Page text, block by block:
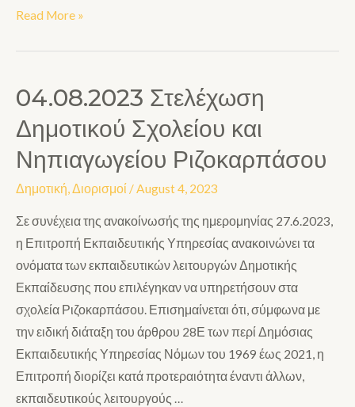
Read More »
04.08.2023 Στελέχωση
Δημοτικού Σχολείου και
Νηπιαγωγείου Ριζοκαρπάσου
Δημοτική,Διορισμοί /August 4, 2023
Σε συνέχεια της ανακοίνωσής της ημερομηνίας 27.6.2023,
η Επιτροπή Εκπαιδευτικής Υπηρεσίας ανακοινώνει τα
ονόματα των εκπαιδευτικών λειτουργών Δημοτικής
Εκπαίδευσης που επιλέγηκαν να υπηρετήσουν στα
σχολεία Ριζοκαρπάσου. Επισημαίνεται ότι, σύμφωνα με
την ειδική διάταξη του άρθρου 28Ε των περί Δημόσιας
Εκπαιδευτικής Υπηρεσίας Νόμων του 1969 έως 2021, η
Επιτροπή διορίζει κατά προτεραιότητα έναντι άλλων,
εκπαιδευτικούς λειτουργούς …